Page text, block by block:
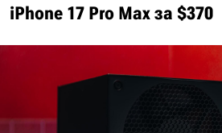
iPhone 17 Pro Max за $370